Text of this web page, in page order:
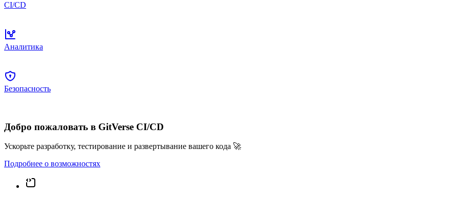
CI/CD
Аналитика
Безопасность
Добро пожаловать в GitVerse CI/CD
Ускорьте разработку, тестирование и развертывание вашего кода 🚀
Подробнее о возможностях